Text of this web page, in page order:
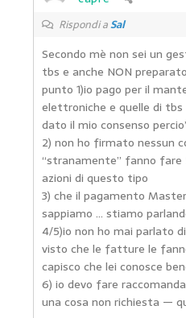
Rispondi aSal
Secondo mè non sei un
tbs e anche NON
punto 1)io pago per il
elettroniche e quelle di tbs
dato il mio consenso
2) non ho firmato nessun
“stranamente” fanno
azioni di questo tipo
3) che il pagamento
sappiamo … stiamo
4/5)io non ho mai
visto che le fatture le
capisco che lei conosce
6) io devo fare
una cosa non richiesta —